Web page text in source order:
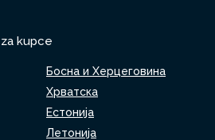
kupce
Босна и Херцеговина
Хрватска
Естонија
Летонија